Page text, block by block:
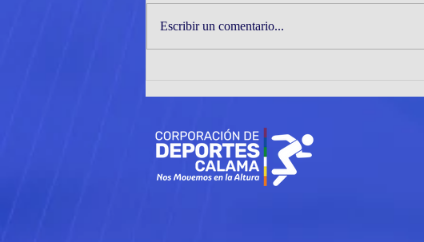
IMPLEMENTACIÓN
DEL TENIS DE MESA LOCAL
Escribir un comentario...